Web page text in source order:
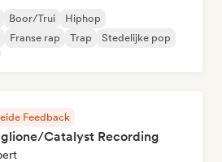
Boor/Trui
Hiphop
Franse rap Trap
Stedelijke pop
Feedback
Catalyst Recording